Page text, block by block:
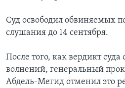
Суд освободил обвиняемых
слушания до 14 сентября.
После того, как вердикт
волнений, генеральный
Абдель-Мегид отменил это